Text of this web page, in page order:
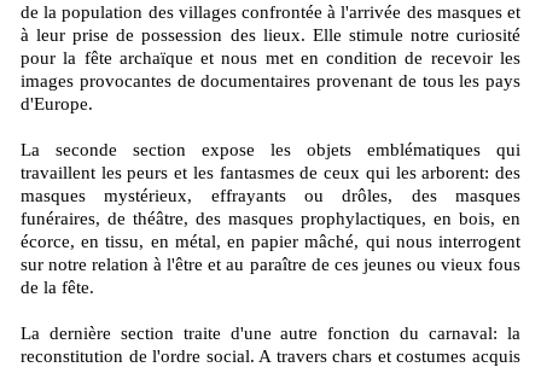
de la population des villages confrontée à l'arrivée des masques et
à leur prise de possession des lieux. Elle stimule notre curiosité
pour la fête archaïque et nous met en condition de recevoir les
images provocantes de documentaires provenant de tous les pays
d'Europe.
La seconde section expose les objets emblématiques qui
travaillent les peurs et les fantasmes de ceux qui les arborent: des
masques mystérieux, effrayants ou drôles, des masques
funéraires, de théâtre, des masques prophylactiques, en bois, en
écorce, en tissu, en métal, en papier mâché, qui nous interrogent
sur notre relation à l'être et au paraître de ces jeunes ou vieux fous
de la fête.
La dernière section traite d'une autre fonction du carnaval: la
reconstitution de l'ordre social. A travers chars et costumes acquis